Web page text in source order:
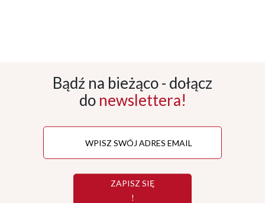
Bądź na bieżąco - dołącz
do newslettera!
ZAPISZ SIĘ
!